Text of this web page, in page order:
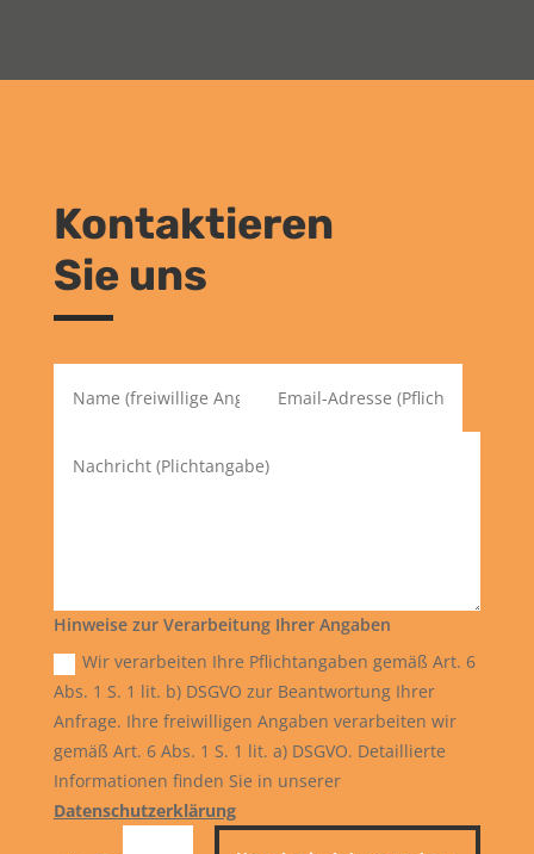
Kontaktieren
Sie uns
Hinweise zur Verarbeitung Ihrer Angaben
Wir verarbeiten Ihre Pflichtangaben gemäß Art. 6
Abs. 1 S. 1 lit. b) DSGVO zur Beantwortung Ihrer
Anfrage. Ihre freiwilligen Angaben verarbeiten wir
gemäß Art. 6 Abs. 1 S. 1 lit. a) DSGVO. Detaillierte
Informationen finden Sie in unserer
Datenschutzerklärung